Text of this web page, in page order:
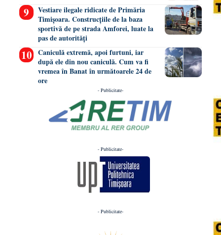
Vestiare ilegale ridicate de Primăria
Timișoara. Construcțiile de la baza
sportivă de pe strada Amforei, luate la
pas de autorități
Caniculă extremă, apoi furtuni, iar
după ele din nou caniculă. Cum va fi
vremea în Banat în următoarele 24 de
ore
- Publicitate-
- Publicitate-
- Publicitate-